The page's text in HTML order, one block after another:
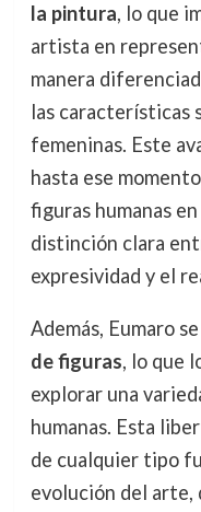
la pintura, lo que
artista en
manera
las características
femeninas. Este
hasta ese
figuras humanas
distinción clara
expresividad y el
Además, Eumaro
de figuras, lo que
explorar una
humanas. Esta
de cualquier tipo
evolución del arte,